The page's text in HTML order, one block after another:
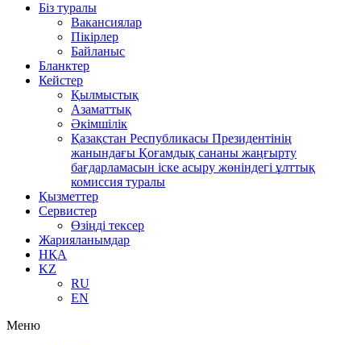
Біз туралы
Вакансиялар
Пікірлер
Байланыс
Бланктер
Кейстер
Қылмыстық
Азаматтық
Әкімшілік
Қазақстан Республикасы Президентінің
жанындағы Қоғамдық сананы жаңғырту
бағдарламасын іске асыру жөніндегі ұлттық
комиссия туралы
Қызметтер
Сервистер
Өзіңді тексер
Жарияланымдар
НҚА
KZ
RU
EN
Меню